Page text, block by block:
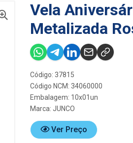
Vela
Metalizada
Código: 37815
Código NCM: 34060000
Embalagem: 10x01un
Marca: JUNCO
Ver Preço